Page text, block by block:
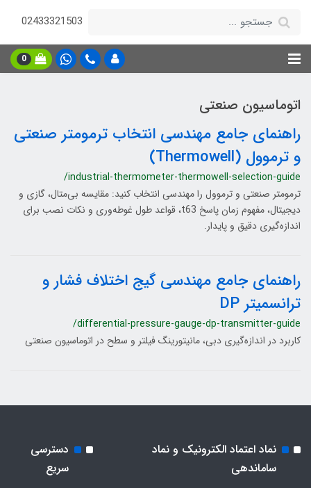
02433321503
0
اتوماسیون صنعتی
راهنمای جامع مهندسی انتخاب ترمومتر صنعتی
و ترموول (Thermowell)
/industrial-thermometer-thermowell-selection-guide
ترمومتر صنعتی و ترموول را مهندسی انتخاب کنید: مقایسه بی‌متال، گازی و
دیجیتال، مفهوم زمان پاسخ t63، قواعد طول غوطه‌وری و نکات نصب برای
اندازه‌گیری دقیق و پایدار.
راهنمای جامع مهندسی گیج اختلاف فشار و
ترانسمیتر DP
/differential-pressure-gauge-dp-transmitter-guide
کاربرد در اندازه‌گیری دبی، مانیتورینگ فیلتر و سطح در اتوماسیون صنعتی
نماد اعتماد الکترونیک و نماد
ساماندهی
دسترسی
سریع